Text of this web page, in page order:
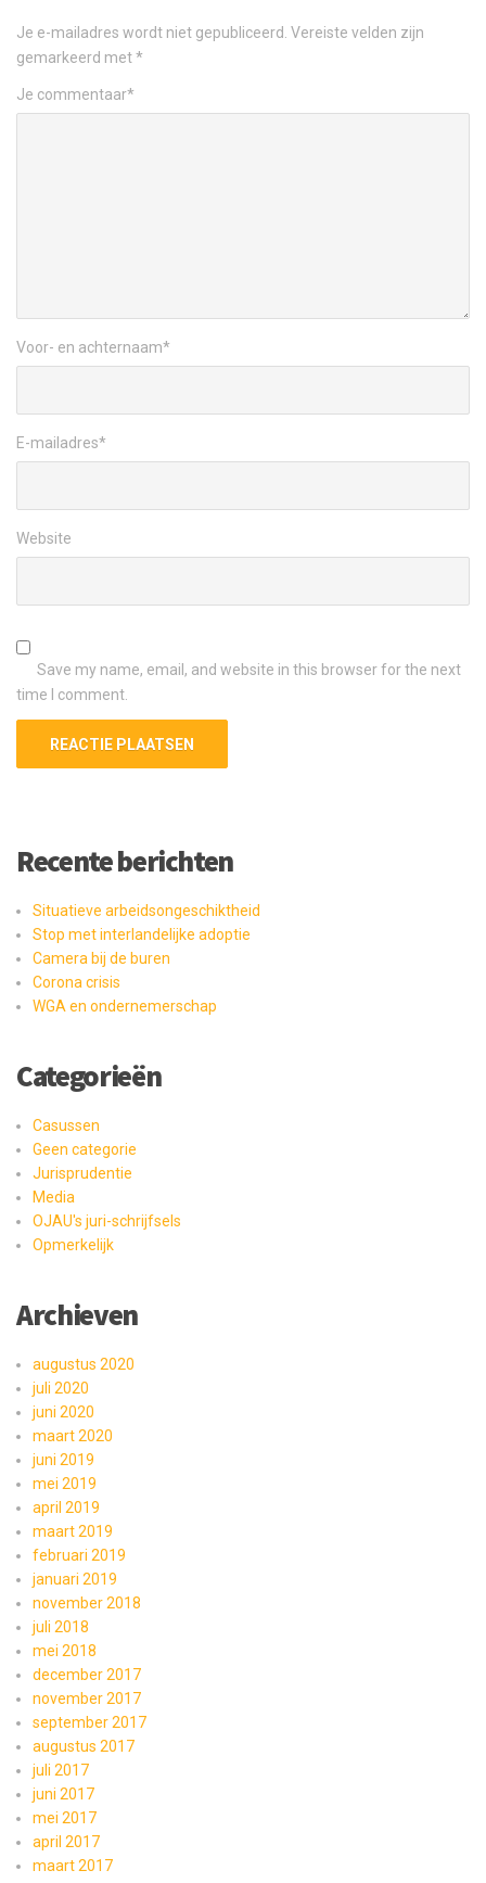
Je e-mailadres wordt niet gepubliceerd. Vereiste velden zijn
gemarkeerd met*
Je commentaar*
Voor- en achternaam*
E-mailadres*
Website
Save my name, email, and website in this browser for the next
time I comment.
Recente berichten
Situatieve arbeidsongeschiktheid
Stop met interlandelijke adoptie
Camera bij de buren
Corona crisis
WGA en ondernemerschap
Categorieën
Casussen
Geen categorie
Jurisprudentie
Media
OJAU's juri-schrijfsels
Opmerkelijk
Archieven
augustus 2020
juli 2020
juni 2020
maart 2020
juni 2019
mei 2019
april 2019
maart 2019
februari 2019
januari 2019
november 2018
juli 2018
mei 2018
december 2017
november 2017
september 2017
augustus 2017
juli 2017
juni 2017
mei 2017
april 2017
maart 2017